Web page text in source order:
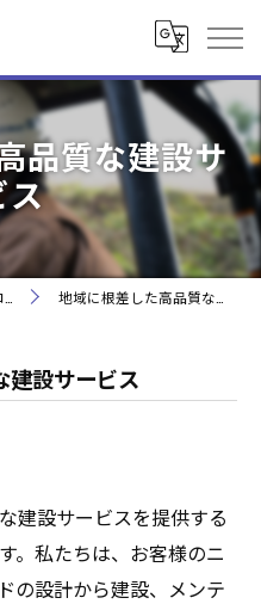
品質な建設サ
ス
地域に根差した高品質な建設サービス
建設サービス
建設サービスを提供する
。私たちは、お客様のニ
の設計から建設、メンテ